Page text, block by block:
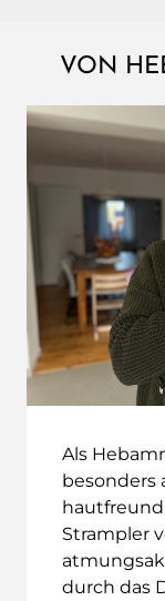
VON
Als
besonders
Strampler
durch das